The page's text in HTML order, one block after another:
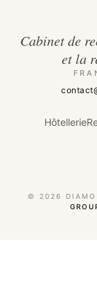
Cabinet de
et la
Hôtellerie
© 2026